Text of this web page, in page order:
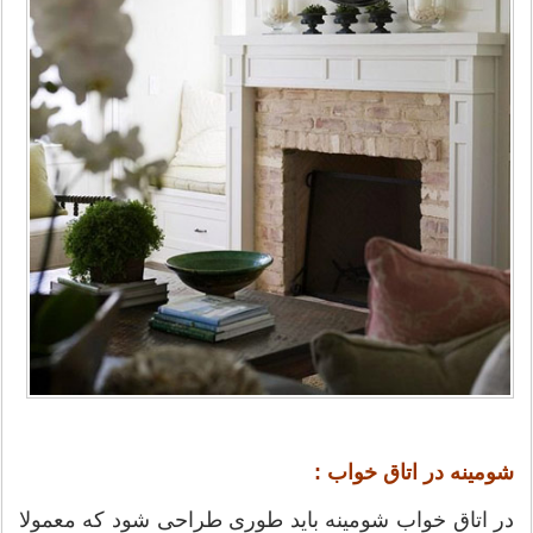
شومینه در اتاق خواب :
در اتاق خواب شومینه باید طوری طراحی شود که معمولا